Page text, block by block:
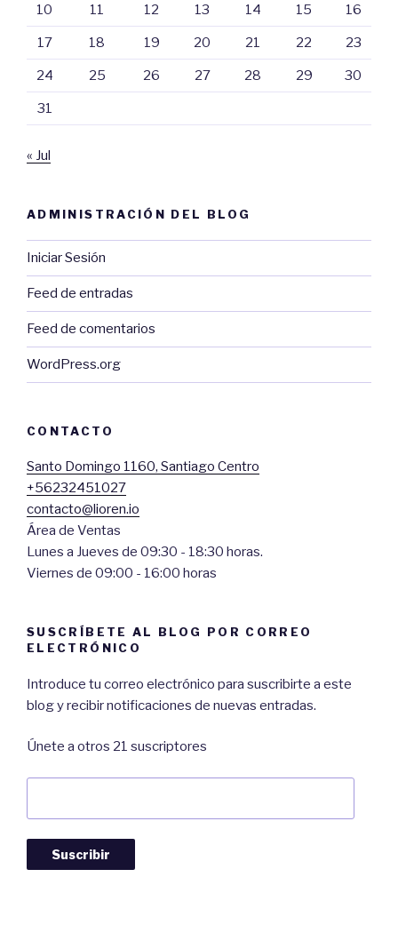
10 11 12 13 14 15 16
17 18 19 20 21 22 23
24 25 26 27 28 29 30
31
« Jul
ADMINISTRACIÓN DEL BLOG
Iniciar Sesión
Feed de entradas
Feed de comentarios
WordPress.org
CONTACTO
Santo Domingo 1160, Santiago Centro
+56232451027
contacto@lioren.io
Área de Ventas
Lunes a Jueves de 09:30 - 18:30 horas.
Viernes de 09:00 - 16:00 horas
SUSCRÍBETE AL BLOG POR CORREO
ELECTRÓNICO
Introduce tu correo electrónico para suscribirte a este
blog y recibir notificaciones de nuevas entradas.
Únete a otros 21 suscriptores
Suscribir